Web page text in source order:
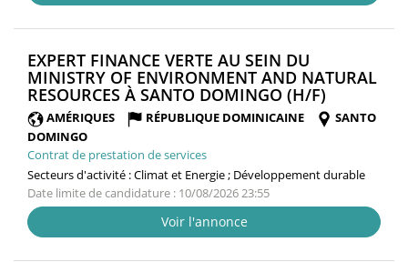
EXPERT FINANCE VERTE AU SEIN DU
MINISTRY OF ENVIRONMENT AND NATURAL
RESOURCES À SANTO DOMINGO (H/F)
FENÊTRE)
AMÉRIQUES RÉPUBLIQUE DOMINICAINE
SANTO
DOMINGO
Contrat de prestation de services
Secteurs d'activité :Climat et Energie ; Développement durable
Date limite de candidature : 10/08/2026 23:55
Voir l'annonce